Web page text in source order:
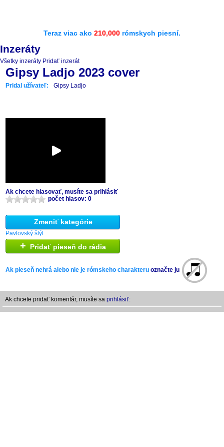
Teraz viac ako 210,000 rómskych piesní.
Inzeráty
Všetky inzeráty Pridať inzerát
Gipsy Ladjo 2023 cover
Pridal užívateľ: Gipsy Ladjo
Ak chcete hlasovať, musíte sa prihlásiť
počet hlasov: 0
Zmeniť kategórie
Pavlovský štýl
+ Pridať pieseň do rádia
Ak pieseň nehrá alebo nie je rómskeho charakteru označte ju
Ak chcete pridať komentár, musíte sa prihlásiť: